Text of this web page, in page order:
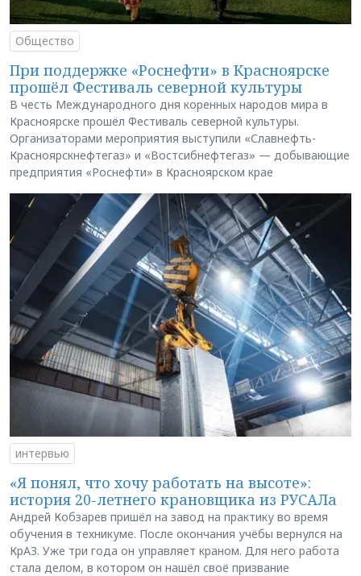
Общество
При поддержке «Роснефти» в Красноярске
прошёл Фестиваль северной культуры
В честь Международного дня коренных народов мира в
Красноярске прошёл Фестиваль северной культуры.
Организаторами мероприятия выступили «Славнефть-
Красноярскнефтегаз» и «Востсибнефтегаз» — добывающие
предприятия «Роснефти» в Красноярском крае
интервью
«Я понял, что хочу работать на высоте»:
история 20-летнего крановщика из РУСАЛа
Андрей Кобзарев пришёл на завод на практику во время
обучения в техникуме. После окончания учёбы вернулся на
КрАЗ. Уже три года он управляет краном. Для него работа
стала делом, в котором он нашёл своё призвание